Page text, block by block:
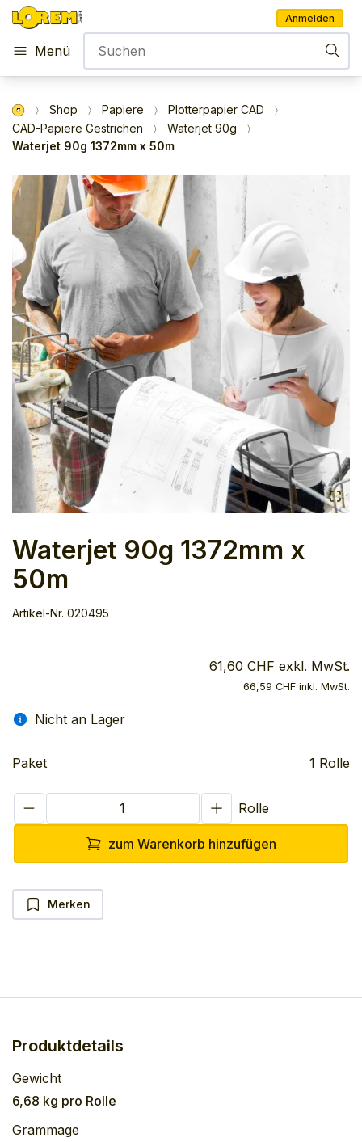
Anmelden
Menü
Shop Papiere
Plotterpapier CAD
CAD-Papiere Gestrichen
Waterjet 90g
Waterjet 90g 1372mm x 50m
Waterjet 90g 1372mm x
50m
Artikel-Nr. 020495
61,60 CHF exkl. MwSt.
66,59 CHF inkl. MwSt.
Nicht an Lager
Paket 1 Rolle
Rolle
zum Warenkorb hinzufügen
Merken
Produktdetails
Gewicht
6,68 kg pro Rolle
Grammage